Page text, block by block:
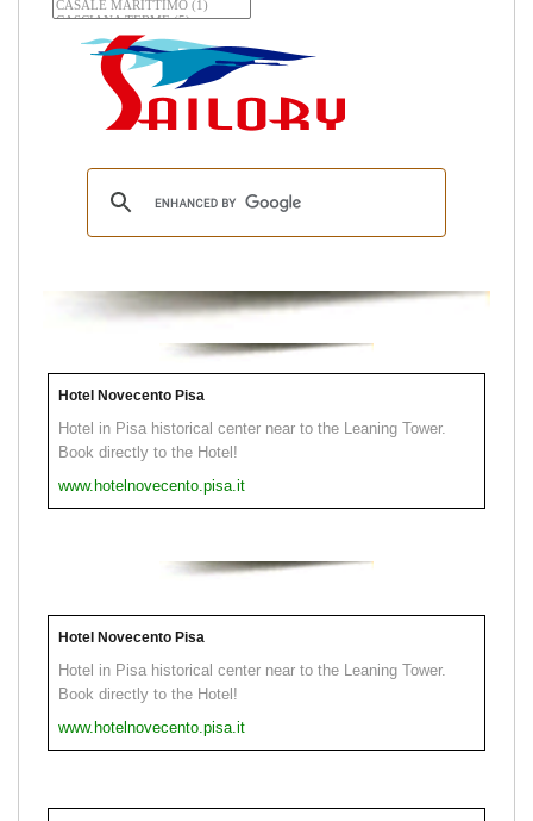
Hotel Novecento Pisa
Hotel in Pisa historical center near to the Leaning Tower.
Book directly to the Hotel!
www.hotelnovecento.pisa.it
Hotel Novecento Pisa
Hotel in Pisa historical center near to the Leaning Tower.
Book directly to the Hotel!
www.hotelnovecento.pisa.it